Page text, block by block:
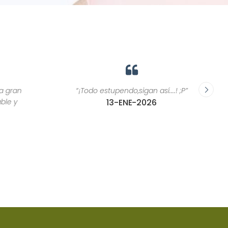
“¡Todo estupendo,sigan así....! ;P”
13-ENE-2026
“Las